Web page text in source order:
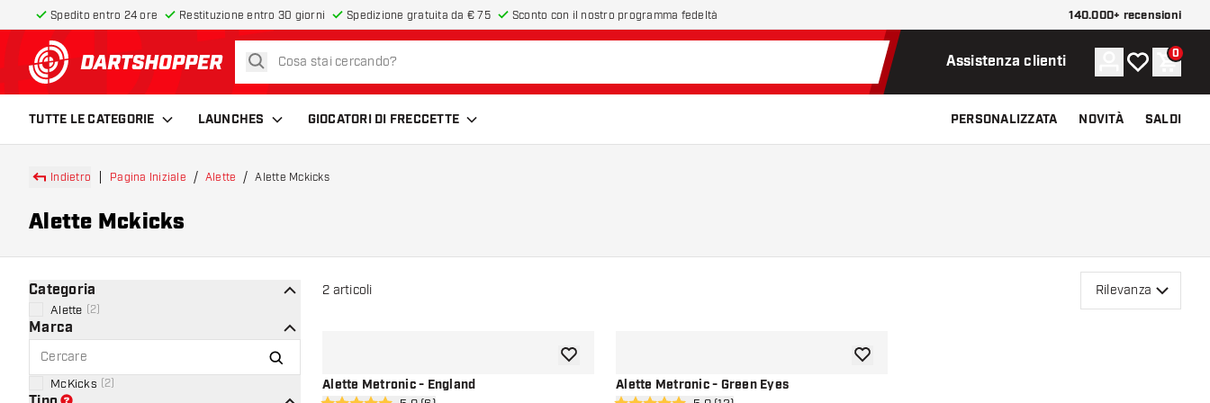
Spedito entro 24 ore Restituzione entro 30 giorni Spedizione gratuita da € 75 Sconto con il nostro programma fedeltà 140.000+ recensioni
torna alla home page
cerca Assistenza clienti Account
La mia lista
0
TUTTE LE CATEGORIE LAUNCHES GIOCATORI DI FRECCETTE PERSONALIZZATA NOVITÀ SALDI
Indietro Pagina Iniziale Alette Alette Mckicks
Alette Mckicks
Categoria
Alette 2
Marca
McKicks 2
2 articoli Rilevanza
Alette Metronic - England
aggiungi alla lista dei desideri
Alette Metronic - Green Eyes
aggiungi alla lista dei desideri